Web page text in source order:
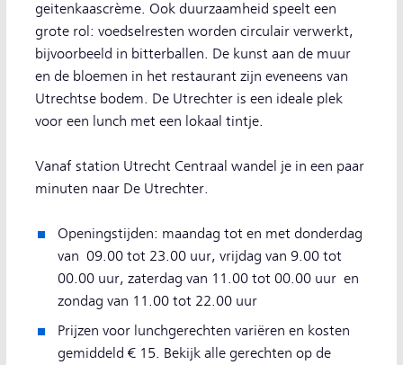
geitenkaascrème. Ook duurzaamheid speelt een
grote rol: voedselresten worden circulair verwerkt,
bijvoorbeeld in bitterballen. De kunst aan de muur
en de bloemen in het restaurant zijn eveneens van
Utrechtse bodem. De Utrechter is een ideale plek
voor een lunch met een lokaal tintje.
Vanaf station Utrecht Centraal wandel je in een paar
minuten naar De Utrechter.
Openingstijden: maandag tot en met donderdag
van 09.00 tot 23.00 uur, vrijdag van 9.00 tot
00.00 uur, zaterdag van 11.00 tot 00.00 uur en
zondag van 11.00 tot 22.00 uur
Prijzen voor lunchgerechten variëren en kosten
gemiddeld € 15. Bekijk alle gerechten op de